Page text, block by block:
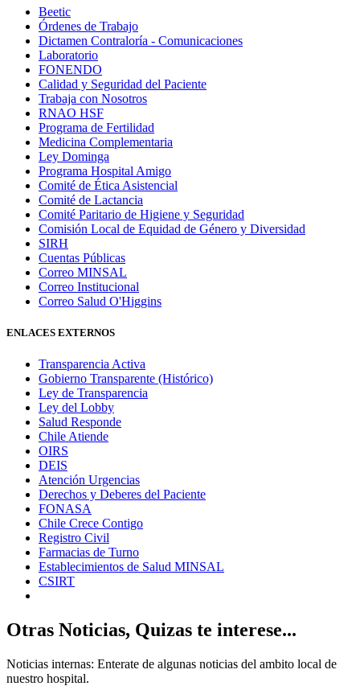
Beetic
Órdenes de Trabajo
Dictamen Contraloría - Comunicaciones
Laboratorio
FONENDO
Calidad y Seguridad del Paciente
Trabaja con Nosotros
RNAO HSF
Programa de Fertilidad
Medicina Complementaria
Ley Dominga
Programa Hospital Amigo
Comité de Ética Asistencial
Comité de Lactancia
Comité Paritario de Higiene y Seguridad
Comisión Local de Equidad de Género y Diversidad
SIRH
Cuentas Públicas
Correo MINSAL
Correo Institucional
Correo Salud O'Higgins
ENLACES EXTERNOS
Transparencia Activa
Gobierno Transparente (Histórico)
Ley de Transparencia
Ley del Lobby
Salud Responde
Chile Atiende
OIRS
DEIS
Atención Urgencias
Derechos y Deberes del Paciente
FONASA
Chile Crece Contigo
Registro Civil
Farmacias de Turno
Establecimientos de Salud MINSAL
CSIRT
Otras Noticias, Quizas te interese...
Noticias internas: Enterate de algunas noticias del ambito local de
nuestro hospital.